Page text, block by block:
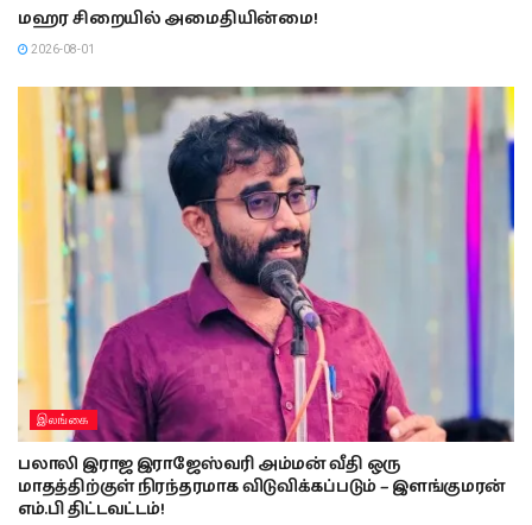
மஹர சிறையில் அமைதியின்மை!
2026-08-01
இலங்கை
பலாலி இராஜ இராஜேஸ்வரி அம்மன் வீதி ஒரு
மாதத்திற்குள் நிரந்தரமாக விடுவிக்கப்படும் – இளங்குமரன்
எம்.பி திட்டவட்டம்!